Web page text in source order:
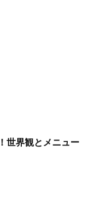
世界観とメニュー